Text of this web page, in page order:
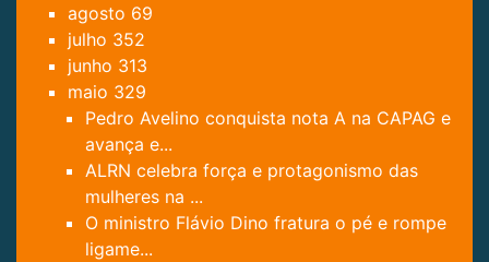
agosto 69
julho 352
junho 313
maio 329
Pedro Avelino conquista nota A na CAPAG e
avança e...
ALRN celebra força e protagonismo das
mulheres na ...
O ministro Flávio Dino fratura o pé e rompe
ligame...